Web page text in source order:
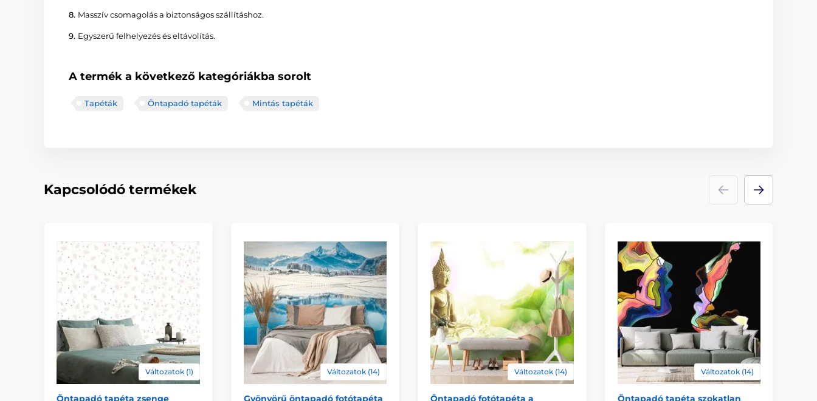
8. Masszív csomagolás a biztonságos szállításhoz.
9. Egyszerű felhelyezés és eltávolítás.
A termék a következő kategóriákba sorolt
Tapéták Öntapadó tapéták Mintás tapéták
Kapcsolódó termékek
Változatok (1) Változatok (14) Változatok (14) Változatok (14)